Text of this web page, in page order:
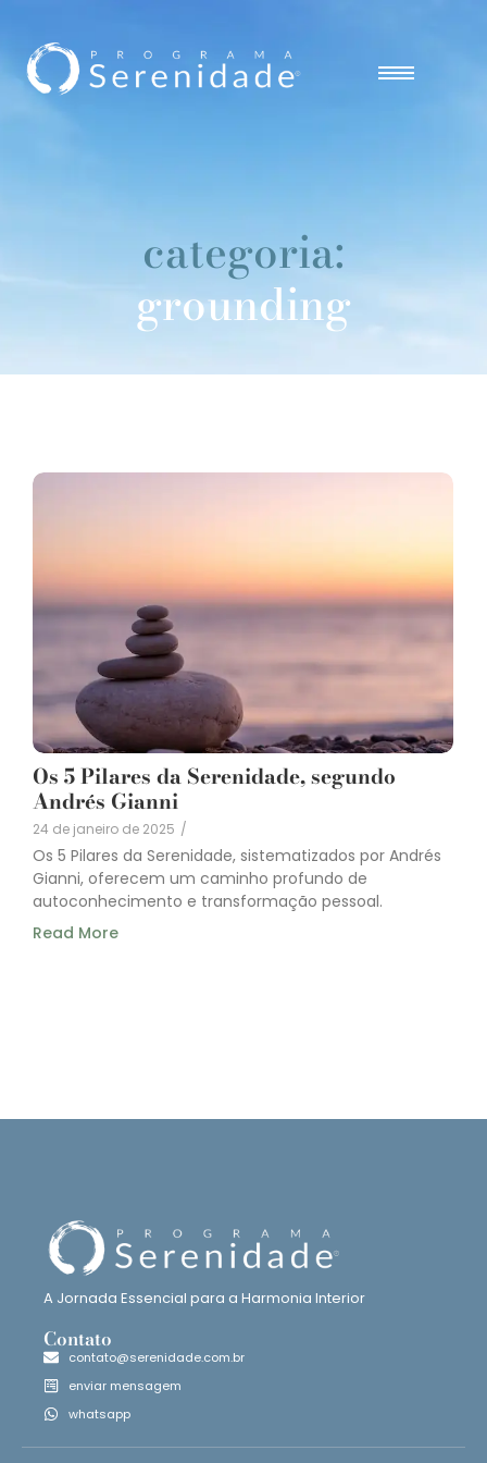
categoria:
grounding
Os 5 Pilares da Serenidade, segundo
Andrés Gianni
24 de janeiro de 2025 /
Os 5 Pilares da Serenidade, sistematizados por Andrés
Gianni, oferecem um caminho profundo de
autoconhecimento e transformação pessoal.
Read More
A Jornada Essencial para a Harmonia Interior
Contato
contato@serenidade.com.br
enviar mensagem
whatsapp